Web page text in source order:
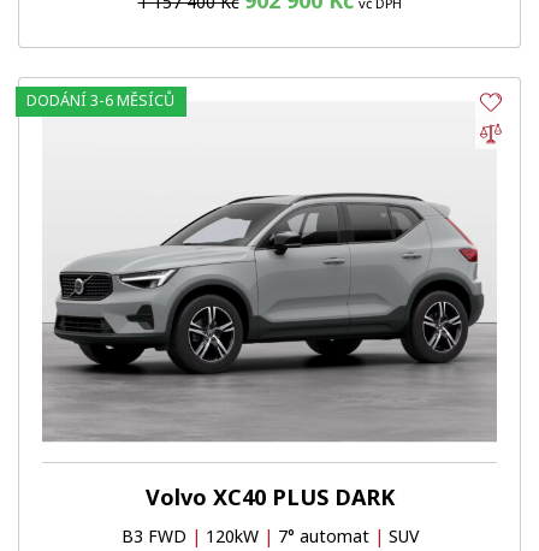
Volvo XC40 PLUS DARK
B3 FWD | 120kW | 7° automat | SUV
DODÁNÍ 3-6 MĚSÍCŮ